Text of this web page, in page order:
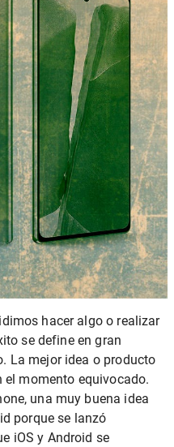
hacer algo o realizar
se define en gran
La mejor idea o producto
momento equivocado.
una muy buena idea
porque se lanzó
iOS y Android se